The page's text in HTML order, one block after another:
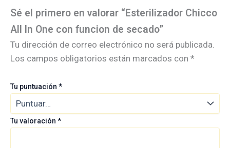
Sé el primero en valorar “Esterilizador Chicco
All In One con funcion de secado”
Tu dirección de correo electrónico no será publicada.
Los campos obligatorios están marcados con *
Tu puntuación *
Tu valoración *